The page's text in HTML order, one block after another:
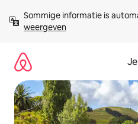
direct
naar
Sommige informatie is
weergeven